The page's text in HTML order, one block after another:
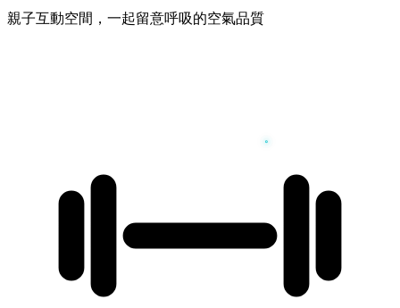
親子互動空間，一起留意呼吸的空氣品質